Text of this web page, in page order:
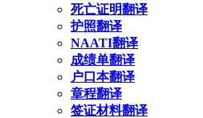
死亡证明翻译
护照翻译
NAATI翻译
成绩单翻译
户口本翻译
章程翻译
签证材料翻译